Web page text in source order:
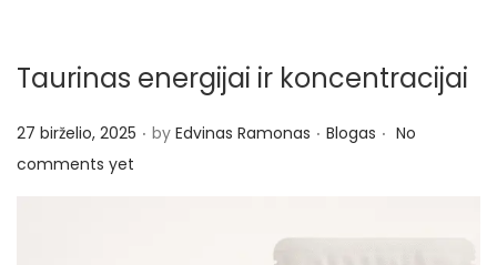
Taurinas energijai ir koncentracijai
P
o
27 birželio, 2025 . by Edvinas Ramonas . P
Blogas . No
comments yet